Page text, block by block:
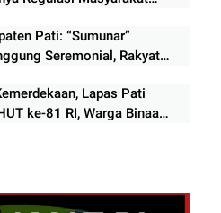
Pati: “Sumunar”
Seremonial, Rakyat
Lapas Pati
ke-81 RI, Warga Binaan